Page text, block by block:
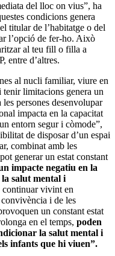
del lloc on vius”, ha
condicions genera
titular de l’habitatge o del
l’opció de fer-ho. Això
al teu fill o filla a
entre d’altres.
al nucli familiar, viure en
limitacions genera un
persones desenvolupar
impacta en la capacitat
entorn segur i còmode”,
de disposar d’un espai
combinat amb les
generar un estat constant
impacte negatiu en la
salut mental i
continuar vivint en
i de les
un constant estat
en el temps, poden
la salut mental i
infants que hi viuen”.